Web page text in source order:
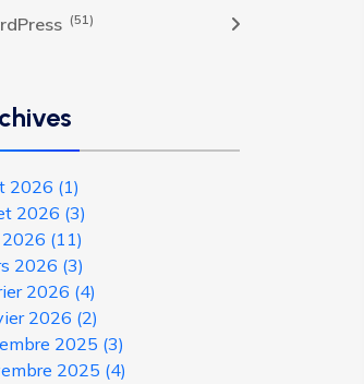
(51)
2026 (1)
2026 (3)
(11)
2026 (3)
2026 (4)
2026 (2)
2025 (3)
2025 (4)